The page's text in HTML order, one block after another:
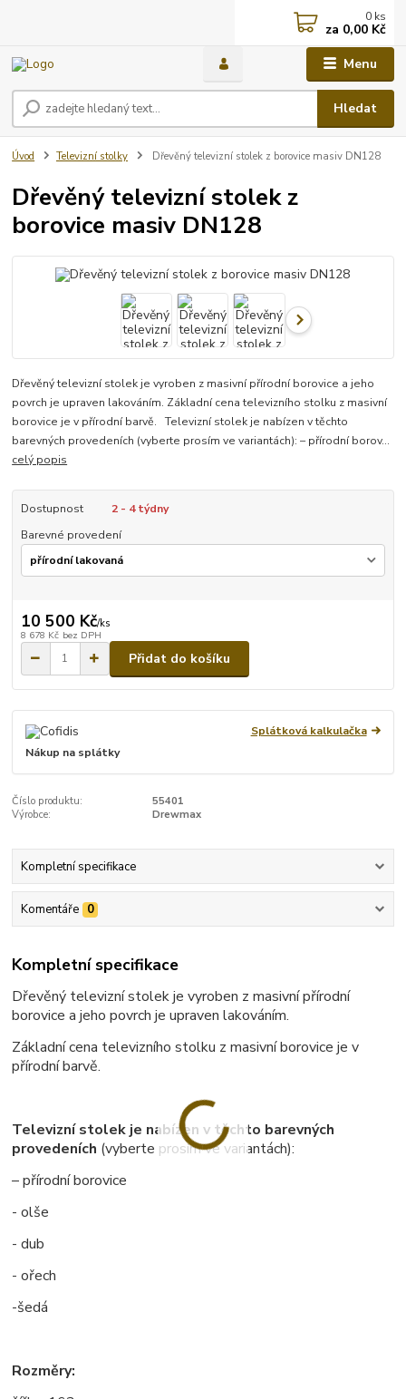
Menu
Hledat
0 ks
za 0,00 Kč
Úvod Televizní stolky Dřevěný televizní stolek z borovice masiv DN128
Dřevěný televizní stolek z
borovice masiv DN128
Dřevěný televizní stolek je vyroben z masivní přírodní borovice a jeho
povrch je upraven lakováním. Základní cena televizního stolku z masivní
borovice je v přírodní barvě. Televizní stolek je nabízen v těchto
barevných provedeních (vyberte prosím ve variantách): – přírodní borov...
celý popis
Dostupnost
2 - 4 týdny
Barevné provedení
10 500 Kč/ks
8 678 Kč bez DPH
Přidat do košíku
Splátková kalkulačka
Nákup na splátky
Číslo produktu:
55401
Výrobce:
Drewmax
Kompletní specifikace
Komentáře 0
Kompletní specifikace
Dřevěný televizní stolek je vyroben z masivní přírodní
borovice a jeho povrch je upraven lakováním.
Základní cena televizního stolku z masivní borovice je v
přírodní barvě.
Televizní stolek je nabízen v těchto barevných
provedeních (vyberte prosím ve variantách):
– přírodní borovice
- olše
- dub
- ořech
-šedá
Rozměry: